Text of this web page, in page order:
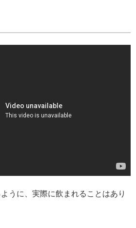
うに、実際に飲まれることはあり